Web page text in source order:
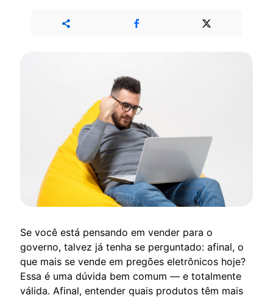
Se você está pensando em vender para o
governo, talvez já tenha se perguntado: afinal, o
que mais se vende em pregões eletrônicos hoje?
Essa é uma dúvida bem comum — e totalmente
válida. Afinal, entender quais produtos têm mais